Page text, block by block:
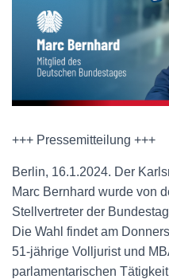
+++ Pressemitteilung +++
Berlin, 16.1.2024. Der
Marc Bernhard wurde von
Stellvertreter der
Die Wahl findet am
51-jährige Volljurist und
parlamentarischen